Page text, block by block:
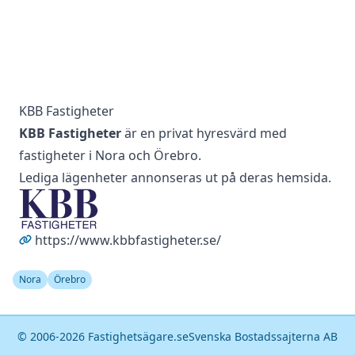
KBB Fastigheter
KBB Fastigheterär en privat hyresvärd med
fastigheter i Nora och Örebro.
Lediga lägenheter annonseras ut på deras hemsida.
https://www.kbbfastigheter.se/
Nora Örebro
© 2006-2026 Fastighetsägare.seSvenska Bostadssajterna AB